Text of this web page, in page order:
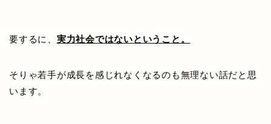
要するに、 実力社会ではないということ。
そりゃ若手が成長を感じれなくなるのも無理ない話だと思
います。